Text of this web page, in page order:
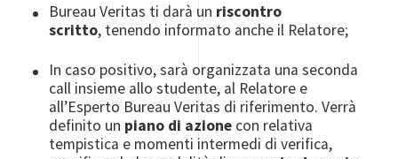
Bureau Veritas ti darà un riscontro
scritto, tenendo informato anche il Relatore;
In caso positivo, sarà organizzata una seconda
call insieme allo studente, al Relatore e
all’Esperto Bureau Veritas di riferimento. Verrà
definito un piano di azione con relativa
tempistica e momenti intermedi di verifica,